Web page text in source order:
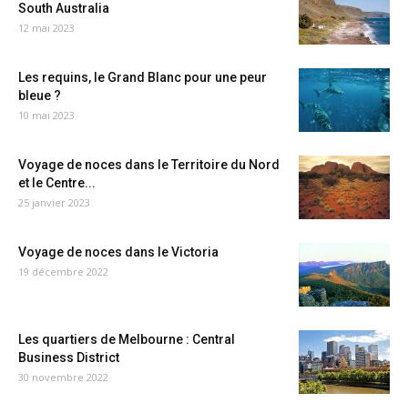
South Australia
12 mai 2023
Les requins, le Grand Blanc pour une peur
bleue ?
10 mai 2023
Voyage de noces dans le Territoire du Nord
et le Centre...
25 janvier 2023
Voyage de noces dans le Victoria
19 décembre 2022
Les quartiers de Melbourne : Central
Business District
30 novembre 2022